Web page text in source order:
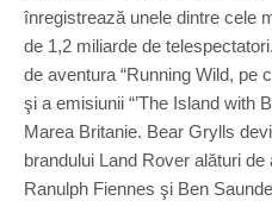
înregistrează unele dintre cele
de 1,2 miliarde de
de aventura “Running Wild, pe
şi a emisiunii “’The Island with
Marea Britanie. Bear Grylls
brandului Land Rover alături
Ranulph Fiennes şi Ben